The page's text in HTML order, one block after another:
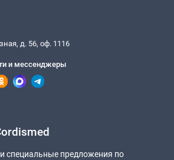
д. 56, оф. 1116
и мессенджеры
специальные предложения по